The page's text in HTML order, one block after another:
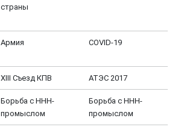
страны
Aрмия COVID-19
XIII Cъезд КПВ АТЭС 2017
Борьба с ННН-
промыслом
Борьба с ННН-
промыслом